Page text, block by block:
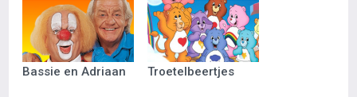
Bassie en Adriaan Troetelbeertjes